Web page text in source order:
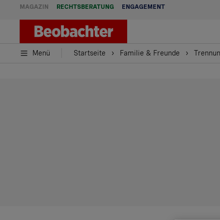
MAGAZIN RECHTSBERATUNG ENGAGEMENT
Menü Startseite Familie & Freunde